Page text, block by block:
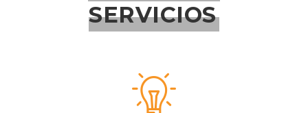
SERVICIOS